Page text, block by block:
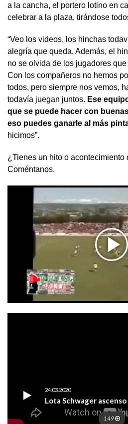
a la cancha, el portero lotino en
celebrar a la plaza, tirándose
“Veo los videos, los hinchas
alegría que queda. Además, el
no se olvida de los jugadores
Con los compañeros no hemos
todos, pero siempre nos vemos,
todavía juegan juntos. Ese
que se puede hacer con
eso puedes ganarle al más
hicimos”.
¿Tienes un hito o acontecimiento
Coméntanos.